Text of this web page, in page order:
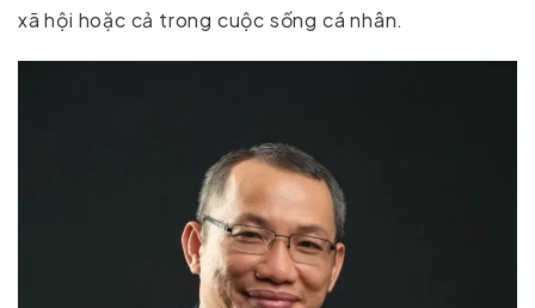
xã hội hoặc cả trong cuộc sống cá nhân.